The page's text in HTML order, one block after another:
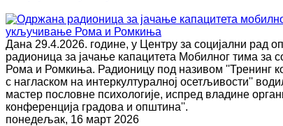
Дана 29.4.2026. године, у Центру за социјални рад
радионица за јачање капацитета Мобилног тима за
Рома и Ромкиња. Радионицу под називом ''Тренинг
с нагласком на интеркултуралној осетљивости''
мастер пословне психологије, испред владине
конференција градова и општина''.
понедељак, 16 март 2026